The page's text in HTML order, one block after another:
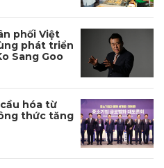
phối Việt
phát triển
Sang Goo
hóa từ
thức tăng